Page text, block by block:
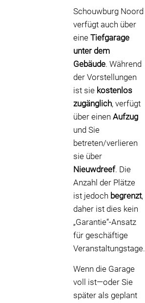
Schouwburg Noord
verfügt auch über
eine Tiefgarage
unter dem
Gebäude. Während
der Vorstellungen
ist sie kostenlos
zugänglich, verfügt
über einen Aufzug
und Sie
betreten/verlieren
sie über
Nieuwdreef. Die
Anzahl der Plätze
ist jedoch begrenzt,
daher ist dies kein
„Garantie“-Ansatz
für geschäftige
Veranstaltungstage.
Wenn die Garage
voll ist—oder Sie
später als geplant